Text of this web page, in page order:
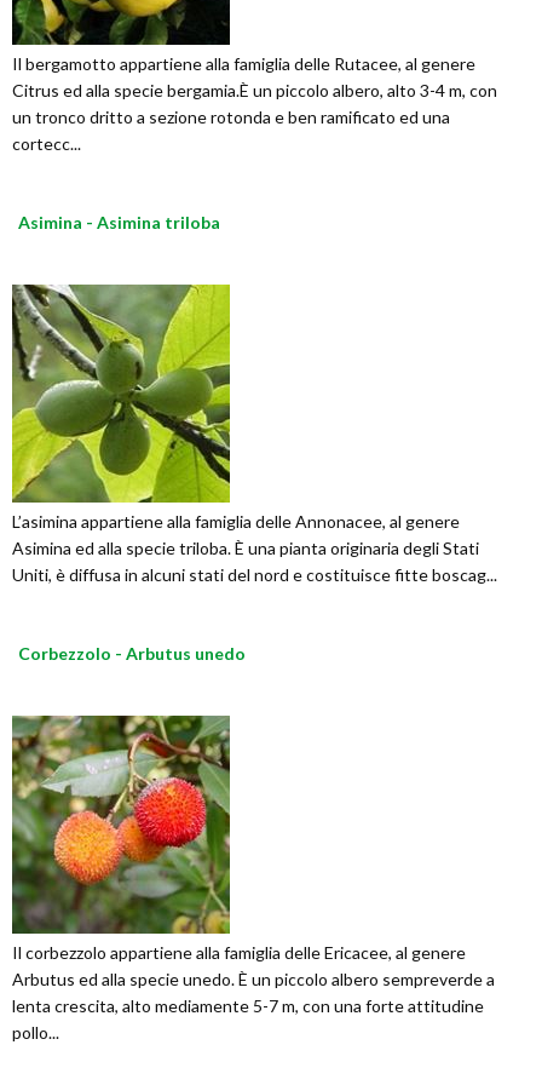
Il bergamotto appartiene alla famiglia delle Rutacee, al genere
Citrus ed alla specie bergamia.È un piccolo albero, alto 3-4 m, con
un tronco dritto a sezione rotonda e ben ramificato ed una
cortecc...
Asimina - Asimina triloba
L’asimina appartiene alla famiglia delle Annonacee, al genere
Asimina ed alla specie triloba. È una pianta originaria degli Stati
Uniti, è diffusa in alcuni stati del nord e costituisce fitte boscag...
Corbezzolo - Arbutus unedo
Il corbezzolo appartiene alla famiglia delle Ericacee, al genere
Arbutus ed alla specie unedo. È un piccolo albero sempreverde a
lenta crescita, alto mediamente 5-7 m, con una forte attitudine
pollo...